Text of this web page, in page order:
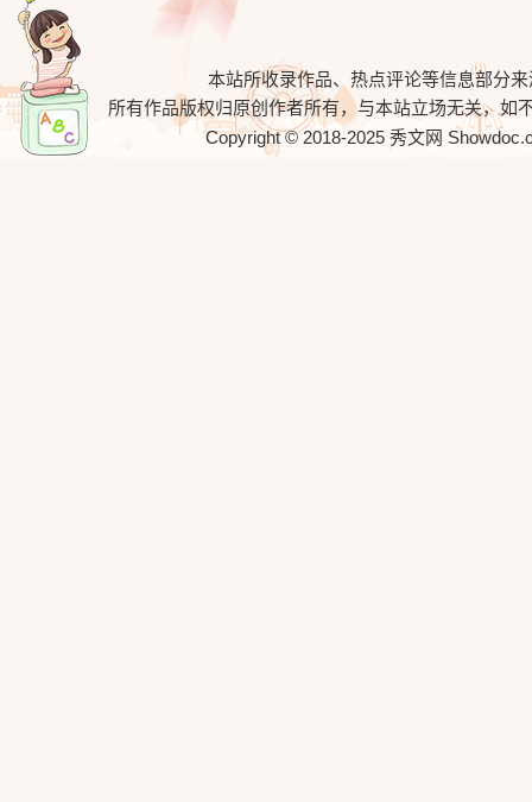
本站所收录作品、热点评论等信息部分
所有作品版权归原创作者所有，与本站立场无关，如
Copyright © 2018-2025 秀文网